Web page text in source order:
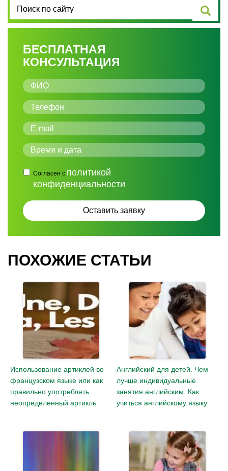
БЕСПЛАТНАЯ
КОНСУЛЬТАЦИЯ
Согласен с политикой
конфиденциальности
ПОХОЖИЕ СТАТЬИ
Использование артиклей во
французском языке или как
правильно употреблять
неопределенный артикль
Английский для детей. Чем
лучше индивидуальные
занятия английским. Как
учиться английскому языку